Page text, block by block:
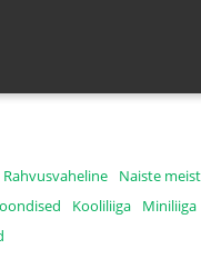
Rahvusvaheline
Naiste
Kooliliiga
Miniliiga